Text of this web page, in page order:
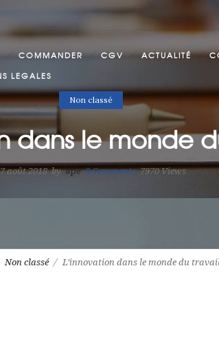
COMMANDER CGV ACTUALITÉ
LEGALES
Non classé
dans le monde
août 2018 by ape 0Comments 7970 Views
Non classé L’innovation dans le monde du